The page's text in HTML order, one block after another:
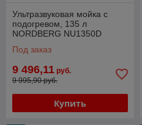
Ультразвуковая мойка с
подогревом, 135 л
NORDBERG NU1350D
Под заказ
9 496,11 руб.
9 995,90 руб.
Купить